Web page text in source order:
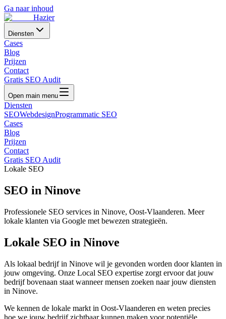
Ga naar inhoud
Hazier
Diensten
Cases
Blog
Prijzen
Contact
Gratis SEO Audit
Open main menu
Diensten
SEOWebdesignProgrammatic SEO
Cases
Blog
Prijzen
Contact
Gratis SEO Audit
Lokale SEO
SEO in Ninove
Professionele SEO services in Ninove, Oost-Vlaanderen. Meer
lokale klanten via Google met bewezen strategieën.
Lokale SEO in Ninove
Als lokaal bedrijf in Ninove wil je gevonden worden door klanten in
jouw omgeving. Onze Local SEO expertise zorgt ervoor dat jouw
bedrijf bovenaan staat wanneer mensen zoeken naar jouw diensten
in Ninove.
We kennen de lokale markt in Oost-Vlaanderen en weten precies
hoe we jouw bedrijf zichtbaar kunnen maken voor potentiële